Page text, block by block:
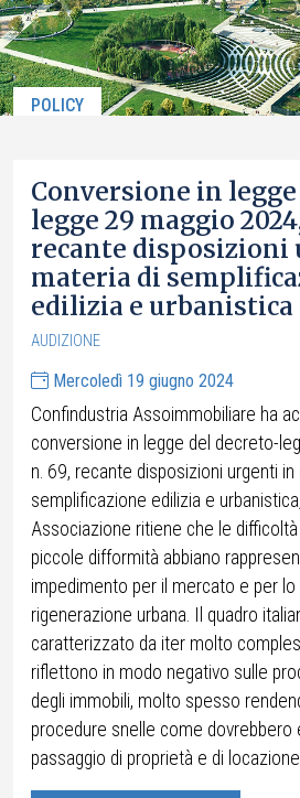
POLICY
Conversione in
legge 29 maggio
recante disposizioni
materia di
edilizia e urbanistica
AUDIZIONE
Mercoledì 19 giugno 2024
Confindustria Assoimmobiliare ha
conversione in legge del decreto-
n. 69, recante disposizioni urgenti in
semplificazione edilizia e
Associazione ritiene che le
piccole difformità abbiano
impedimento per il mercato e per lo
rigenerazione urbana. Il quadro
caratterizzato da iter molto
riflettono in modo negativo sulle
degli immobili, molto spesso
procedure snelle come dovrebbero
passaggio di proprietà e di locazione.